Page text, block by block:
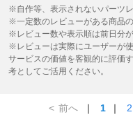
※自作等、表示されないパーツ
※一定数のレビューがある商品
※レビュー数や表示順は前日分
※レビューは実際にユーザーが
サービスの価値を客観的に評価
考としてご活用ください。
< 前へ ｜ 1 ｜ 2